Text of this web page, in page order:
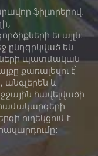
ֆիլտրերով.
եւ այլն:
ընդգրկված են
պատմական
քառալեզու է՝
և
հավելվածի
համակարգերի
ուղեկցում է